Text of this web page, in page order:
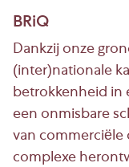
BRiQ
Dankzij onze
(inter)nationale
betrokkenheid in
een onmisbare
van commerciële
complexe